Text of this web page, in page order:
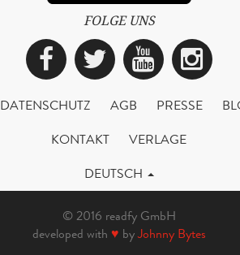
FOLGE UNS
Facebook
Twitter
DATENSCHUTZ AGB PRESSE
KONTAKT
VERLAGE
DEUTSCH
© 2016 readfy GmbH
developed with ♥ byJohnny Bytes